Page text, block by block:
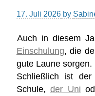
17. Juli 2026by
Auch in diesem
Einschulung, die
gute Laune sorgen.
Schließlich ist
Schule,der Uni